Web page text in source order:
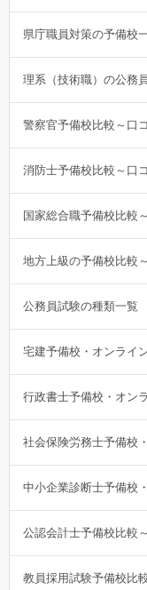
県庁職員対策の予備校
理系（技術職）の公務
警察官予備校比較～口
消防士予備校比較～口
国家総合職予備校比較
地方上級の予備校比較
公務員試験の種類一覧
宅建予備校・オンライ
行政書士予備校・オン
社会保険労務士予備校
中小企業診断士予備校
公認会計士予備校比較
教員採用試験予備校比